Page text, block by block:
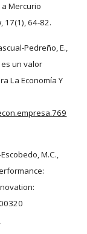
Mercurio
17(1), 64-82.
Pedreño, E.,
es un valor
La Economía Y
M.C.,